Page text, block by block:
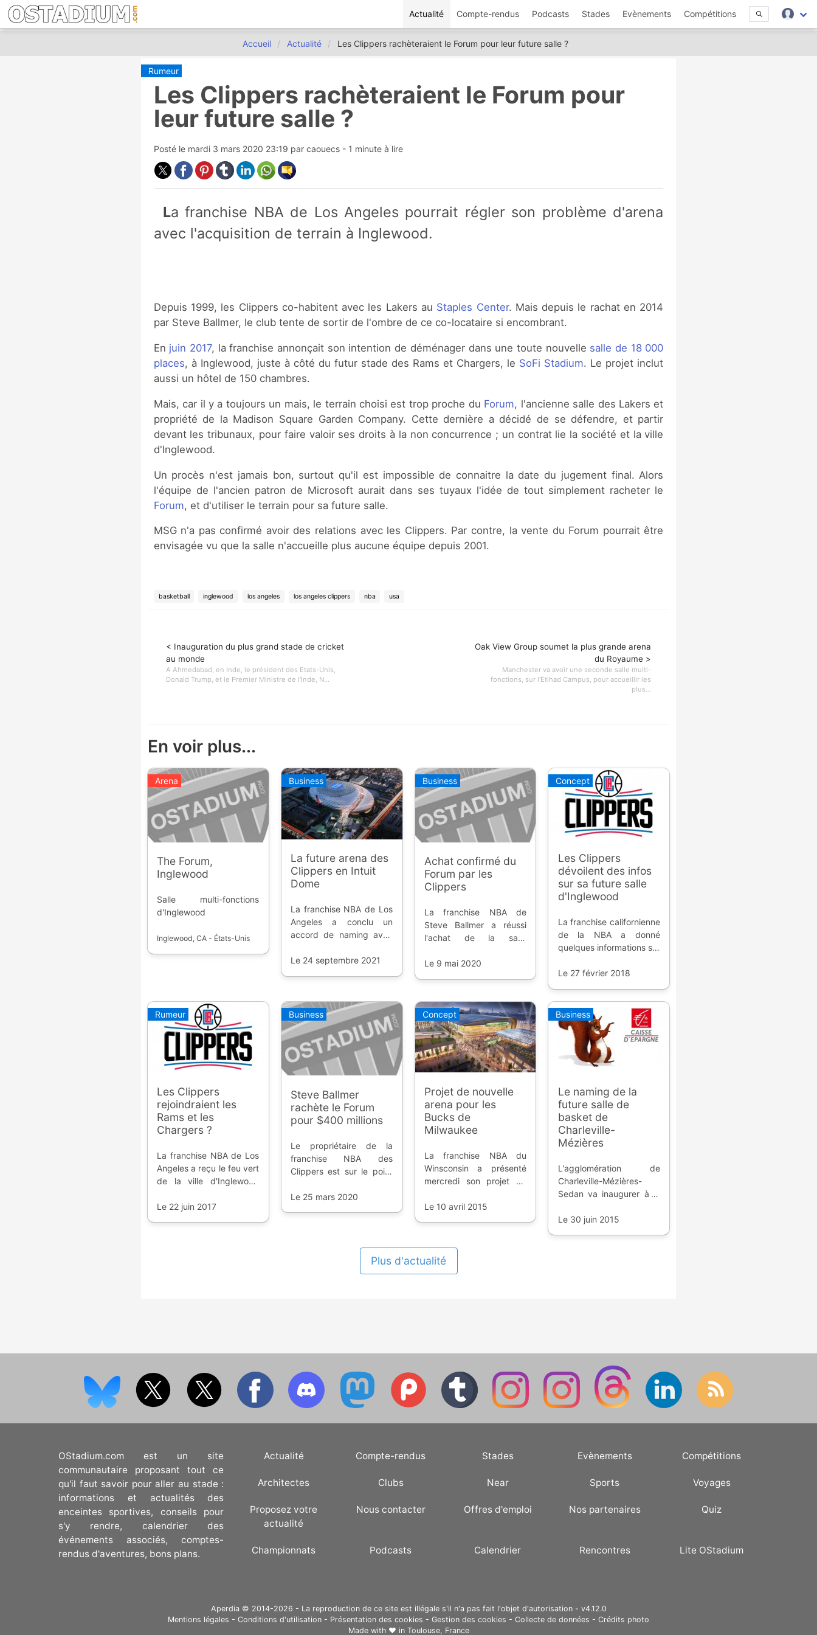
Actualité Compte-rendus Podcasts Stades Evènements Compétitions
Accueil Actualité Les Clippers rachèteraient le Forum pour leur future salle ?
Rumeur
Les Clippers rachèteraient le Forum pour
leur future salle ?
Posté le mardi 3 mars 2020 23:19 par caouecs - 1 minute à lire
La franchise NBA de Los Angeles pourrait régler son problème d'arena
avec l'acquisition de terrain à Inglewood.
Depuis 1999, les Clippers co-habitent avec les Lakers au Staples Center. Mais depuis le rachat en 2014
par Steve Ballmer, le club tente de sortir de l'ombre de ce co-locataire si encombrant.
En juin 2017, la franchise annonçait son intention de déménager dans une toute nouvelle salle de 18 000
places, à Inglewood, juste à côté du futur stade des Rams et Chargers, le SoFi Stadium. Le projet inclut
aussi un hôtel de 150 chambres.
Mais, car il y a toujours un mais, le terrain choisi est trop proche du Forum, l'ancienne salle des Lakers et
propriété de la Madison Square Garden Company. Cette dernière a décidé de se défendre, et partir
devant les tribunaux, pour faire valoir ses droits à la non concurrence ; un contrat lie la société et la ville
d'Inglewood.
Un procès n'est jamais bon, surtout qu'il est impossible de connaitre la date du jugement final. Alors
l'équipe de l'ancien patron de Microsoft aurait dans ses tuyaux l'idée de tout simplement racheter le
Forum, et d'utiliser le terrain pour sa future salle.
MSG n'a pas confirmé avoir des relations avec les Clippers. Par contre, la vente du Forum pourrait être
envisagée vu que la salle n'accueille plus aucune équipe depuis 2001.
basketball inglewood los angeles los angeles clippers nba usa
< Inauguration du plus grand stade de cricket
au monde
A Ahmedabad, en Inde, le président des Etats-Unis,
Donald Trump, et le Premier Ministre de l'Inde, N...
Oak View Group soumet la plus grande arena
du Royaume >
Manchester va avoir une seconde salle multi-
fonctions, sur l'Etihad Campus, pour accueillir les
plus...
En voir plus...
Arena
The Forum,
Inglewood
Salle multi-fonctions
d'Inglewood
Inglewood, CA - États-Unis
Business
La future arena des
Clippers en Intuit
Dome
La franchise NBA de Los
Angeles a conclu un
accord de naming avec
salle en construction à
Le 24 septembre 2021
Business
Achat confirmé du
Forum par les
Clippers
La franchise NBA de
Steve Ballmer a réussi
l'achat de la salle
arena est sur les rails.
Le 9 mai 2020
Concept
Les Clippers
dévoilent des infos
sur sa future salle
d'Inglewood
La franchise californienne
de la NBA a donné
quelques informations sur
de la future enceinte des
Le 27 février 2018
Rumeur
Les Clippers
rejoindraient les
Rams et les
Chargers ?
La franchise NBA de Los
Angeles a reçu le feu vert
de la ville d'Inglewood
d'une salle proche du
Le 22 juin 2017
Business
Steve Ballmer
rachète le Forum
pour $400 millions
Le propriétaire de la
franchise NBA des
Clippers est sur le point
pour régler son problème
Le 25 mars 2020
Concept
Projet de nouvelle
arena pour les
Bucks de
Milwaukee
La franchise NBA du
Winsconsin a présenté
mercredi son projet de
revalorisation du quartier
Le 10 avril 2015
Business
Le naming de la
future salle de
basket de
Charleville-
Mézières
L'agglomération de
Charleville-Mézières-
Sedan va inaugurer à la
nouvelle salle de basket-
Le 30 juin 2015
Plus d'actualité
OStadium.com est un site
communautaire proposant tout ce
qu'il faut savoir pour aller au stade :
informations et actualités des
enceintes sportives, conseils pour
s'y rendre, calendrier des
événements associés, comptes-
rendus d'aventures, bons plans.
Actualité Compte-rendus Stades Evènements Compétitions
Architectes Clubs Near Sports Voyages
Proposez votre
actualité
Nous contacter Offres d'emploi Nos partenaires Quiz
Championnats Podcasts Calendrier Rencontres Lite OStadium
Aperdia © 2014-2026 - La reproduction de ce site est illégale s'il n'a pas fait l'objet d'autorisation - v4.12.0
Mentions légales - Conditions d'utilisation - Présentation des cookies - Gestion des cookies - Collecte de données - Crédits photo
Made with ❤ in Toulouse, France